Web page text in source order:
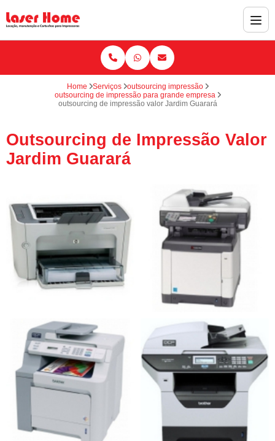
Home Serviços
outsourcing impressão
outsourcing de impressão para grande empresa
outsourcing de impressão valor Jardim Guarará
Outsourcing de Impressão Valor
Jardim Guarará